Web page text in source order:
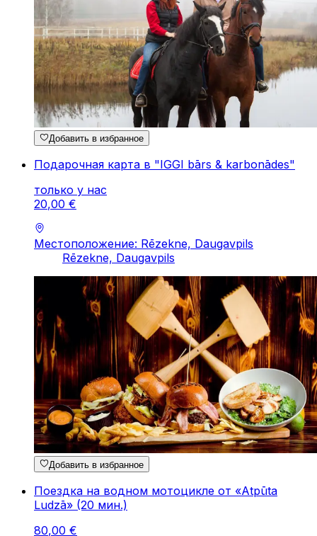
Добавить в избранное
Подарочная карта в "IGGI bārs & karbonādes"
только у нас
20,00 €
Местоположение: Rēzekne, Daugavpils
Rēzekne, Daugavpils
Добавить в избранное
Поездка на водном мотоцикле от «Atpūta
Ludzā» (20 мин.)
80,00 €